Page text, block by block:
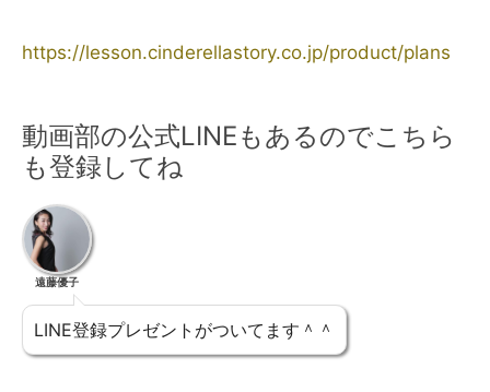
https://lesson.cinderellastory.co.jp/product/plans
動画部の公式LINEもあるのでこちら
も登録してね
遠藤優子
LINE登録プレゼントがついてます＾＾